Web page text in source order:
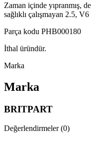
Zaman içinde yıpranmış,
sağlıklı çalışmayan 2.5,
Parça kodu PHB000180
İthal üründür.
Marka
Marka
BRITPART
Değerlendirmeler (0)